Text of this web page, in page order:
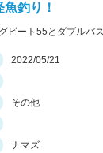
釣り！
2022/05/21
その他
ナマズ